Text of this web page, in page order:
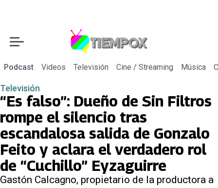
Podcast Videos Televisión Cine / Streaming Música
Televisión
“Es falso”: Dueño de Sin Filtros
rompe el silencio tras
escandalosa salida de Gonzalo
Feito y aclara el verdadero rol
de “Cuchillo” Eyzaguirre
Gastón Calcagno, propietario de la productora a